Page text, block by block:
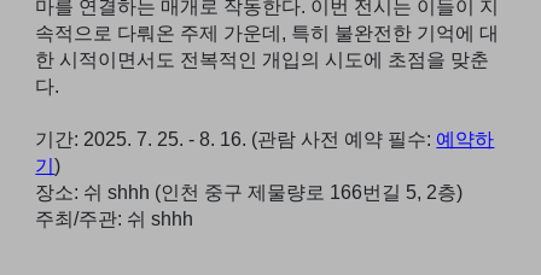
마를 연결하는 매개로 작동한다. 이번 전시는 이들이 지
속적으로 다뤄온 주제 가운데, 특히 불완전한 기억에 대
한 시적이면서도 전복적인 개입의 시도에 초점을 맞춘
다.
기간: 2025. 7. 25. - 8. 16. (관람 사전 예약 필수: 예약하
기)
장소: 쉬 shhh (인천 중구 제물량로 166번길 5, 2층)
주최/주관: 쉬 shhh